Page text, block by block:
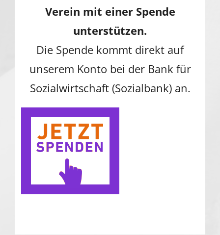
Verein mit einer Spende
unterstützen.
Die Spende kommt direkt auf
unserem Konto bei der Bank für
Sozialwirtschaft (Sozialbank) an.